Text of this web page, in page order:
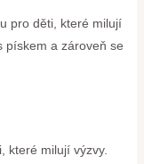
pro děti, které milují
pískem a zároveň se
které milují výzvy.